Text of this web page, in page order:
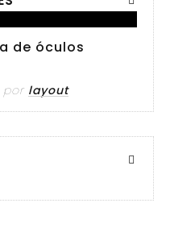
de óculos
por layout